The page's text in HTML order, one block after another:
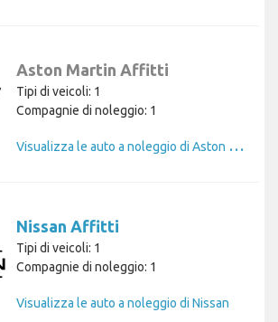
Aston Martin Affitti
Tipi di veicoli: 1
Compagnie di noleggio: 1
V
isualizza le auto a noleggio di Aston Martin
Nissan Affitti
Tipi di veicoli: 1
Compagnie di noleggio: 1
Visualizza le auto a noleggio di Nissan